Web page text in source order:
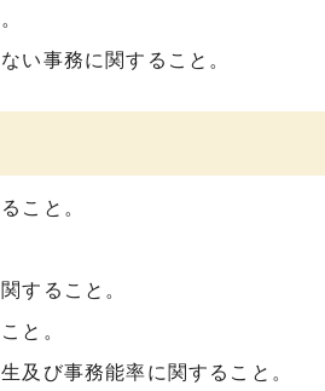
い事務に関すること。
こと。
すること。
と。
及び事務能率に関すること。